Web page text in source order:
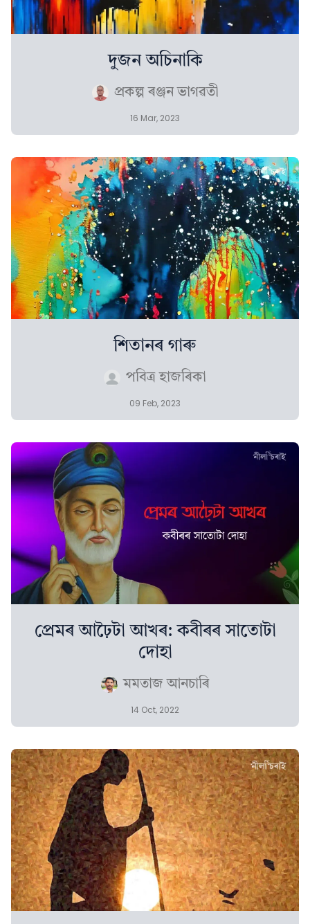
দুজন অচিনাকি
প্ৰকল্প ৰঞ্জন ভাগৱতী
16 Mar, 2023
শিতানৰ গাৰু
পবিত্ৰ হাজৰিকা
09 Feb, 2023
প্ৰেমৰ আঢ়ৈটা আখৰ: কবীৰৰ সাতোটা
দোহা
মমতাজ আনচাৰি
14 Oct, 2022